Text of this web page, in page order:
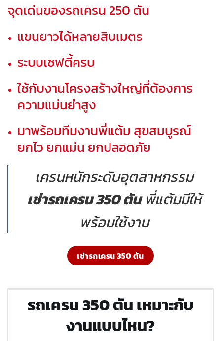
จุดเด่นของรถเครน 250 ตัน
แขนยาวได้หลายสิบเมตร
ระบบเซฟตี้ครบ
ใช้กับงานโครงสร้างใหญ่ที่ต้องการ
ความแม่นยำสูง
มาพร้อมทีมงานพี่แต้ม สุขสมบูรณ์
ยกไว ยกแม่น ยกปลอดภัย
เครนหนักระดับอุตสาหกรรม
เช่ารถเครน 350 ตันพี่แต้มมีให้
พร้อมใช้งาน
เช่ารถเครน 350 ตัน
รถเครน 350 ตัน เหมาะกับ
งานแบบไหน?